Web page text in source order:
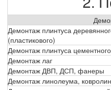
Демонтаж плинтуса
(пластикового)
Демонтаж плинтуса цементного
Демонтаж лаг
Демонтаж ДВП, ДСП, фанеры
Демонтаж линолеума,